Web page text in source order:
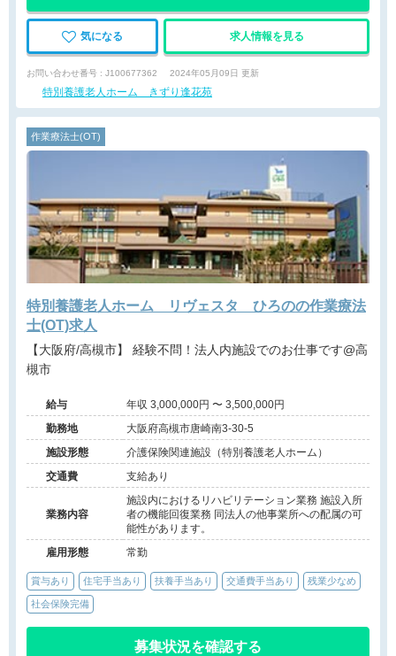
気になる 求人情報を見る
お問い合わせ番号 : J100677362 2024年05月09日 更新
特別養護老人ホーム きずり逢花苑
作業療法士(OT)
特別養護老人ホーム リヴェスタ ひろのの作業療法
士(OT)求人
【大阪府/高槻市】 経験不問！法人内施設でのお仕事です@高
槻市
給与
年収 3,000,000円 〜 3,500,000円
勤務地
大阪府高槻市唐崎南3-30-5
施設形態
介護保険関連施設（特別養護老人ホーム）
交通費
支給あり
業務内容
施設内におけるリハビリテーション業務 施設入所
者の機能回復業務 同法人の他事業所への配属の可
能性があります。
雇用形態
常勤
賞与あり 住宅手当あり 扶養手当あり 交通費手当あり 残業少なめ
社会保険完備
募集状況を確認する